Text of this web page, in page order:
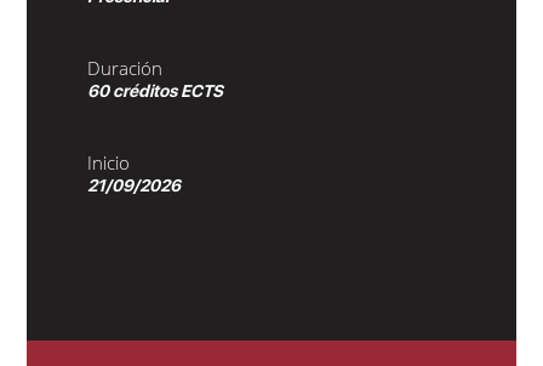
Duración
60 créditos ECTS
Inicio
21/09/2026